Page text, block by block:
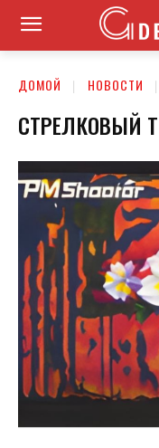
ДОМОЙ НОВОСТИ
СТРЕЛКОВЫЙ